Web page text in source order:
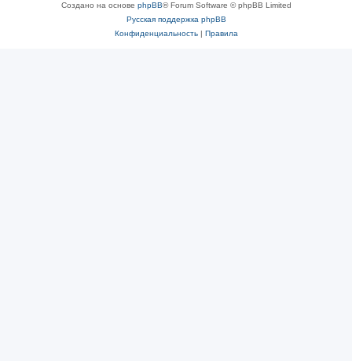
Создано на основе phpBB® Forum Software © phpBB Limited
Русская поддержка phpBB
Конфиденциальность| Правила